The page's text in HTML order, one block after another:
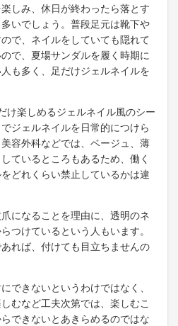
しみ、休日が終わったら落とす
いでしょう。普段足元は靴下や
で、ネイルをしていても隠れて
で、夏場サンダルを履く時期に
も多く、足だけジェルネイルを
け楽しめるジェルネイル風のシー
ジェルネイルを日常的につけら
容外科などでは、ベージュ、薄
ているところもあるため、働く
どれくらい禁止しているかは違
になることを理由に、透明のネ
つけているという人もいます。
れば、付けても目立ちませんの
できないというわけではなく、
むなど工夫次第では、楽しむこ
できないとあきらめるのではな